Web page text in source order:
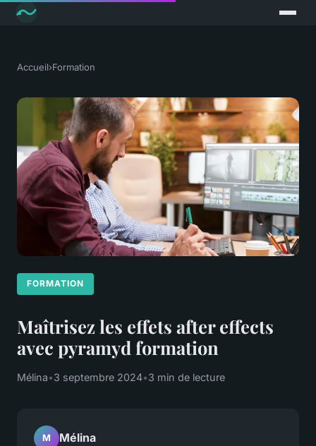
Accueil›Formation
FORMATION
Maîtrisez les effets after effects
avec pyramyd formation
Mélina•3 septembre 2024•3 min de lecture
M Mélina